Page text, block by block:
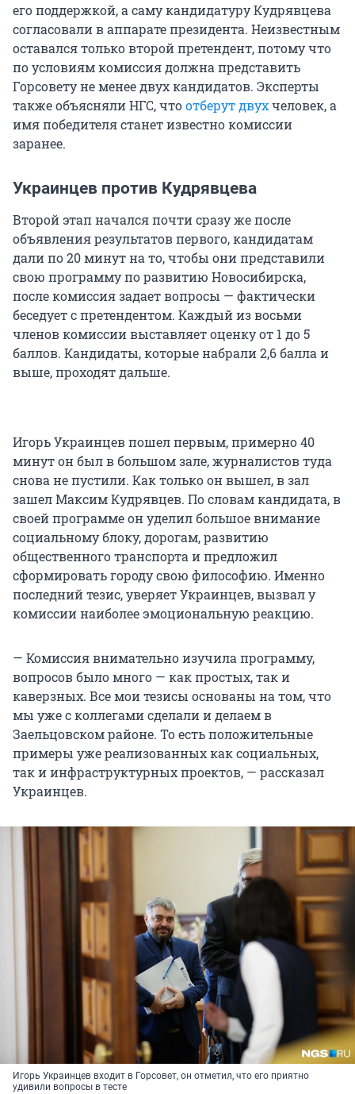
его поддержкой, а саму кандидатуру Кудрявцева
согласовали в аппарате президента. Неизвестным
оставался только второй претендент, потому что
по условиям комиссия должна представить
Горсовету не менее двух кандидатов. Эксперты
также объясняли НГС, чтоотберут двухчеловек, а
имя победителя станет известно комиссии
заранее.
Украинцев против Кудрявцева
Второй этап начался почти сразу же после
объявления результатов первого, кандидатам
дали по 20 минут на то, чтобы они представили
свою программу по развитию Новосибирска,
после комиссия задает вопросы — фактически
беседует с претендентом. Каждый из восьми
членов комиссии выставляет оценку от 1 до 5
баллов. Кандидаты, которые набрали 2,6 балла и
выше, проходят дальше.
Игорь Украинцев пошел первым, примерно 40
минут он был в большом зале, журналистов туда
снова не пустили. Как только он вышел, в зал
зашел Максим Кудрявцев. По словам кандидата, в
своей программе он уделил большое внимание
социальному блоку, дорогам, развитию
общественного транспорта и предложил
сформировать городу свою философию. Именно
последний тезис, уверяет Украинцев, вызвал у
комиссии наиболее эмоциональную реакцию.
— Комиссия внимательно изучила программу,
вопросов было много — как простых, так и
каверзных. Все мои тезисы основаны на том, что
мы уже с коллегами сделали и делаем в
Заельцовском районе. То есть положительные
примеры уже реализованных как социальных,
так и инфраструктурных проектов, — рассказал
Украинцев.
Игорь Украинцев входит в Горсовет, он отметил, что его приятно
удивили вопросы в тесте